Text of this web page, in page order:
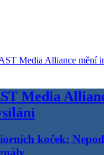
Media
koček: